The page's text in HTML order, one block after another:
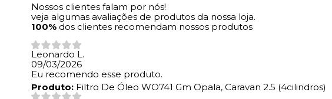
Nossos clientes falam por nós!
veja algumas avaliações de produtos da nossa loja.
100% dos clientes recomendam nossos produtos
Leonardo L.
09/03/2026
Eu recomendo esse produto.
Produto: Filtro De Óleo WO741 Gm Opala, Caravan 2.5 (4cilindros)